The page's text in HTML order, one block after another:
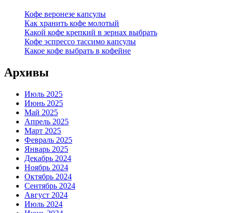
Кофе веронезе капсулы
Как хранить кофе молотый
Какой кофе крепкий в зернах выбрать
Кофе эспрессо тассимо капсулы
Какое кофе выбрать в кофейне
Архивы
Июль 2025
Июнь 2025
Май 2025
Апрель 2025
Март 2025
Февраль 2025
Январь 2025
Декабрь 2024
Ноябрь 2024
Октябрь 2024
Сентябрь 2024
Август 2024
Июль 2024